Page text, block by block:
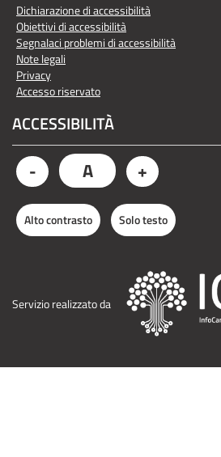
Dichiarazione di accessibilità
Obiettivi di accessibilità
Segnalaci problemi di accessibilità
Note legali
Privacy
Accesso riservato
ACCESSIBILITÀ
- A +
Alto contrasto Solo testo
Servizio realizzato da